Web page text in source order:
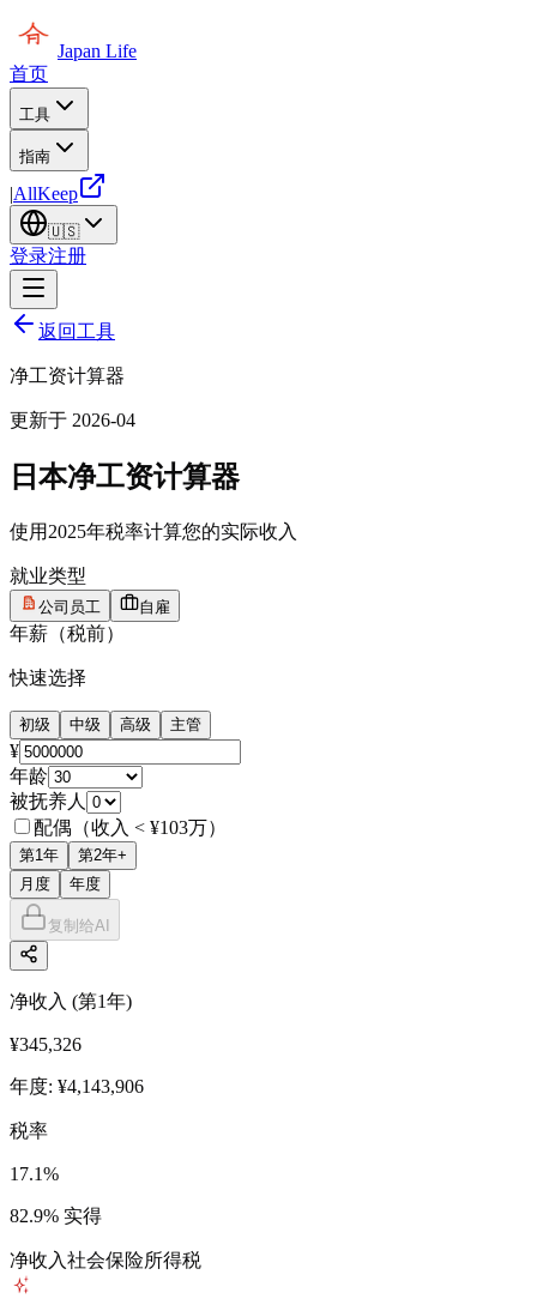
Japan Life
首页
工具
指南
|AllKeep
🇺🇸
登录注册
返回工具
净工资计算器
更新于 2026-04
日本净工资计算器
使用2025年税率计算您的实际收入
就业类型
公司员工 自雇
年薪（税前）
快速选择
初级 中级 高级 主管
¥
年龄
被抚养人
配偶（收入 < ¥103万）
第1年
第2年+
月度
年度
复制给AI
净收入 (第1年)
¥345,326
年度: ¥4,143,906
税率
17.1%
82.9% 实得
净收入社会保险所得税